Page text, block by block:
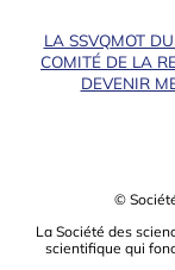
LA SSVQMOT
COMITÉ DE LA
DEVENIR
©
La Société des
scientiﬁque qui